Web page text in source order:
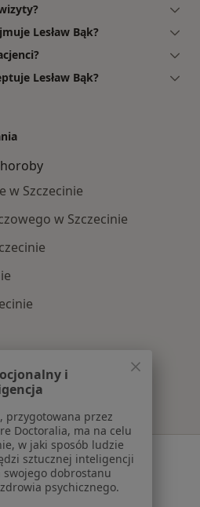
Lesław Bąk?
Lesław Bąk?
w Szczecinie
w Szczecinie
Serwis
i
przygotowana przez
Doctoralia, ma na celu
w jaki sposób ludzie
sztucznej inteligencji
swojego dobrostanu
psychicznego.